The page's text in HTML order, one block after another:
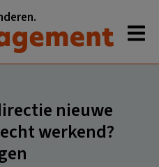
nieuwe
werkend?